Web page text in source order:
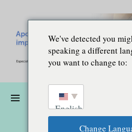
We've detected you
speaking a different
you want to change to:
English
Change